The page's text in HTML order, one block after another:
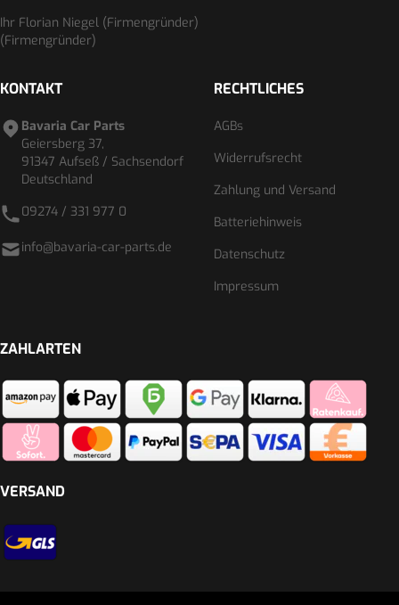
Ihr Florian Niegel (Firmengründer)
(Firmengründer)
KONTAKT
Bavaria Car Parts
Geiersberg 37,
91347 Aufseß / Sachsendorf
Deutschland
09274 / 331 977 0
info@bavaria-car-parts.de
RECHTLICHES
AGBs
Widerrufsrecht
Zahlung und Versand
Batteriehinweis
Datenschutz
Impressum
ZAHLARTEN
VERSAND